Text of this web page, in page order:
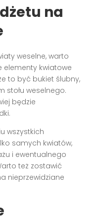
na
weselne, warto
elementy kwiatowe
to być bukiet ślubny,
stołu weselnego.
będzie
wszystkich
samych kwiatów,
i ewentualnego
też zostawić
nieprzewidziane